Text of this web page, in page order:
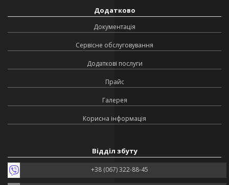
Додатково
Документація
Сервісне обслуговування
Додаткові послуги
Прайс
Галерея
Корисна інформація
Відділ збуту
+38 (067) 322-88-45